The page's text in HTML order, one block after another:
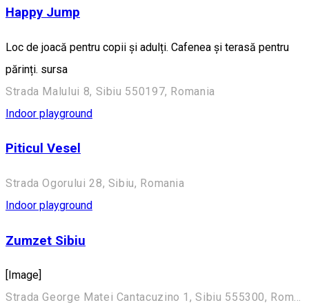
Happy Jump
Loc de joacă pentru copii și adulți. Cafenea și terasă pentru
părinți. sursa
Strada Malului 8, Sibiu 550197, Romania
Indoor playground
Piticul Vesel
Strada Ogorului 28, Sibiu, Romania
Indoor playground
Zumzet Sibiu
[Image]
Strada George Matei Cantacuzino 1, Sibiu 555300, România